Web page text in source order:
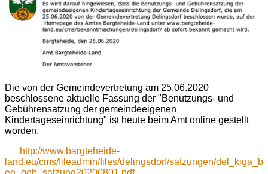
Die von der Gemeindevertretung am 25.06.2020
beschlossene aktuelle Fassung der "Benutzungs- und
Gebührensatzung der gemeindeeigenen
Kindertageseinrichtung" ist heute beim Amt online gestellt
worden.
http://www.bargteheide-
land.eu/cms/fileadmin/files/delingsdorf/satzungen/del_kiga_b